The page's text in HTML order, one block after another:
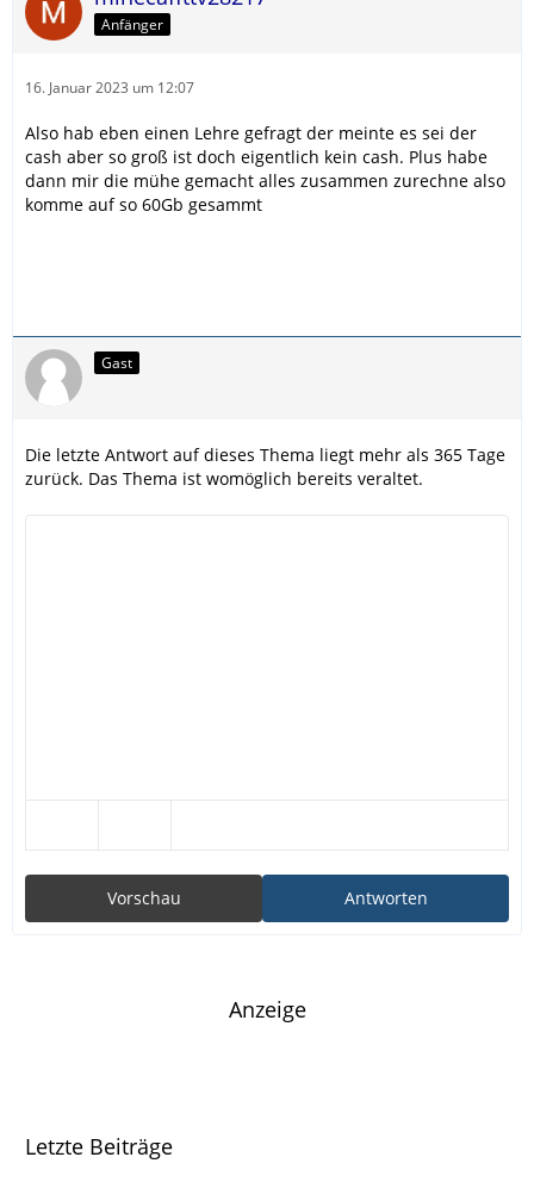
Anfänger
16. Januar 2023 um 12:07
Also hab eben einen Lehre gefragt der meinte es sei der
cash aber so groß ist doch eigentlich kein cash. Plus habe
dann mir die mühe gemacht alles zusammen zurechne also
komme auf so 60Gb gesammt
Gast
Die letzte Antwort auf dieses Thema liegt mehr als 365 Tage
zurück. Das Thema ist womöglich bereits veraltet.
Antworten
Vorschau
Anzeige
Letzte Beiträge